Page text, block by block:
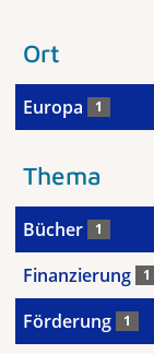
Ort
Europa 1
Thema
Bücher 1
Finanzierung 1
Förderung 1